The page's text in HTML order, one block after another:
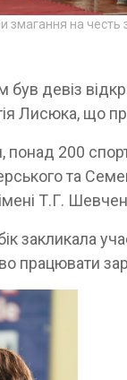
змагання на честь
девіз
Лисюка, що
200
та
Т.Г.
закликала
працювати